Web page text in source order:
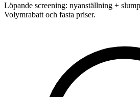
Löpande screening: nyanställning +
Volymrabatt och fasta priser.